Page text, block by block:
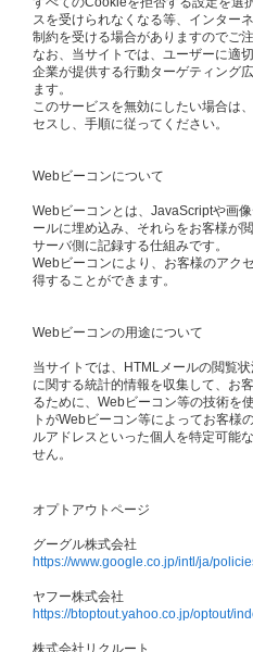
スを受けられなくなる等、インター
制約を受ける場合がありますのでご注
なお、当サイトでは、ユーザーに適
企業が提供する行動ターゲティング
ます。
このサービスを無効にしたい場合は
セスし、手順に従ってください。
Webビーコンについて
Webビーコンとは、JavaScriptや画
ールに埋め込み、それらをお客様が
サーバ側に記録する仕組みです。
Webビーコンにより、お客様のアク
得することができます。
Webビーコンの用途について
当サイトでは、HTMLメールの閲覧
に関する統計的情報を収集して、お
るために、Webビーコン等の技術を
トがWebビーコン等によってお客様
ルアドレスといった個人を特定可能
せん。
オプトアウトページ
グーグル株式会社
https://www.google.co.jp/intl/ja/
ヤフー株式会社
https://btoptout.yahoo.co.jp/optout/
株式会社リクルート